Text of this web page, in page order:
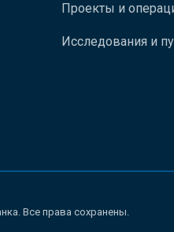
Проекты и
Исследования и
Все права сохранены.